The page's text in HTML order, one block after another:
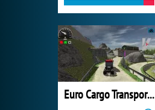
Euro Cargo Transporter Truck Driver Simulator 2019